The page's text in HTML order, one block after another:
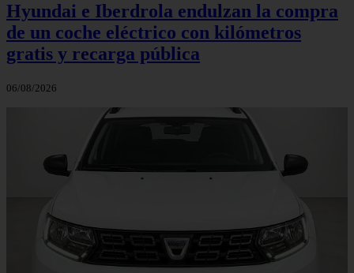
Hyundai e Iberdrola endulzan la compra
de un coche eléctrico con kilómetros
gratis y recarga pública
06/08/2026